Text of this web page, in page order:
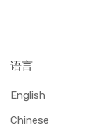
语言
English
Chinese